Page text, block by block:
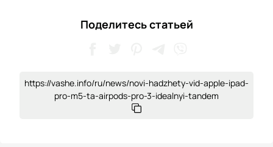
Поделитесь статьей
https://vashe.info/ru/news/novi-hadzhety-vid-apple-ipad-
pro-m5-ta-airpods-pro-3-idealnyi-tandem